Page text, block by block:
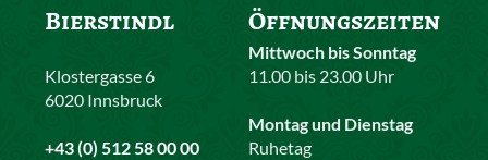
Bierstindl
Klostergasse 6
6020 Innsbruck
+43 (0) 512 58 00 00
Öffnungszeiten
Mittwoch bis Sonntag
11.00 bis 23.00 Uhr
Montag und Dienstag
Ruhetag